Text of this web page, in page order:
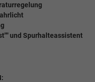
und Spurhalteassistent